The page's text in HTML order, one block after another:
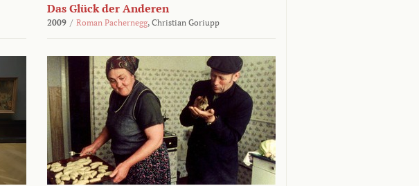
Das Glück der Anderen
2009 / Roman Pachernegg, Christian Goriupp